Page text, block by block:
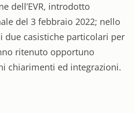
dell’EVR, introdotto
del 3 febbraio 2022; nello
due casistiche particolari per
ritenuto opportuno
chiarimenti ed integrazioni.